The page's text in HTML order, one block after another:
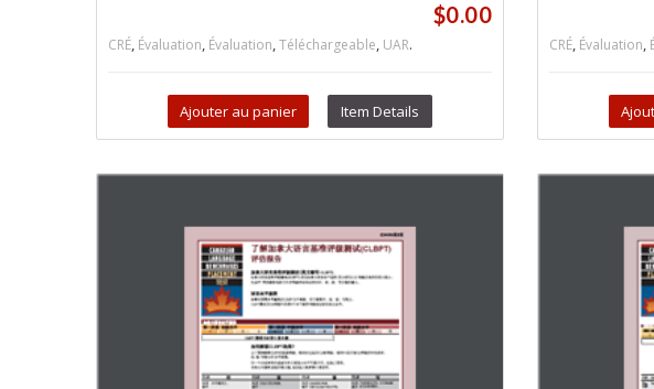
$0.00
CRÉ, Évaluation, Évaluation,Téléchargeable, UAR.
Ajouter au panier Item Details
CRÉ, Évaluation,